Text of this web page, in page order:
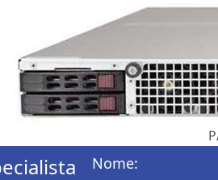
Nome: